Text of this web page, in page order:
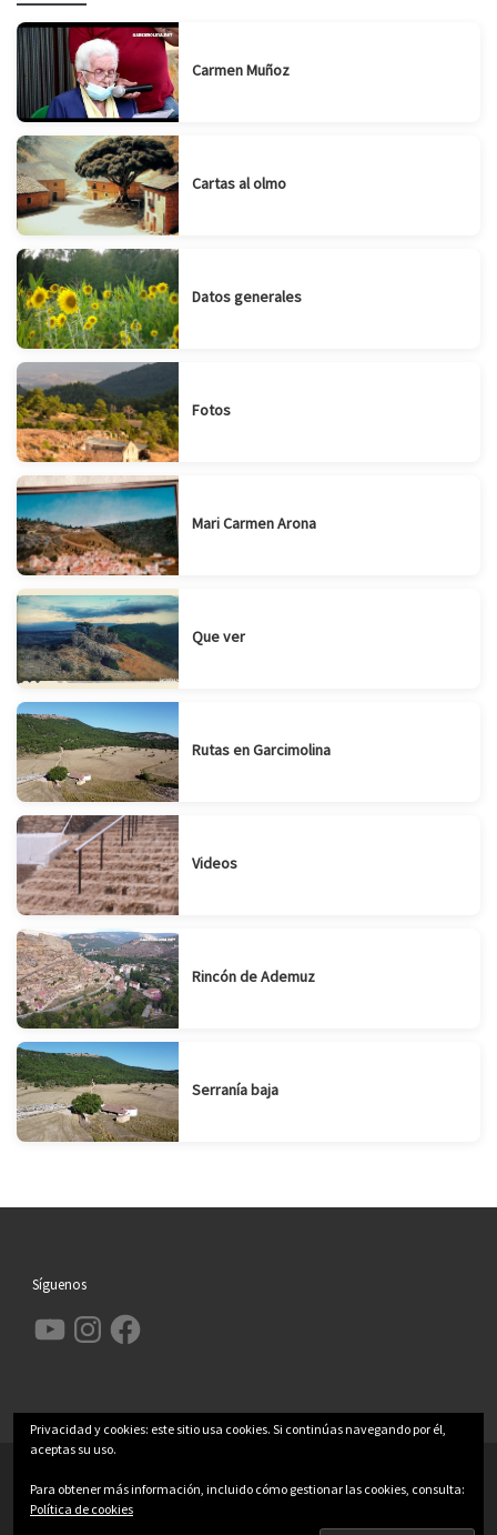
Carmen Muñoz
Cartas al olmo
Datos generales
Fotos
Mari Carmen Arona
Que ver
Rutas en Garcimolina
Videos
Rincón de Ademuz
Serranía baja
Síguenos
YouTube InstagramFacebook
Funciona con
Privacidad y cookies: este sitio usa cookies. Si continúas navegando por él,
aceptas su uso.
Para obtener más información, incluido cómo gestionar las cookies, consulta:
Política de cookies